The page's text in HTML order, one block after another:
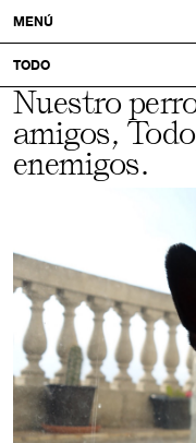
Usted.
Un
mejor
tú.
MENÚ
TODO
IDENTIDAD VISUAL:
NINGUNA
Nuestro
amigos,
enemigos.